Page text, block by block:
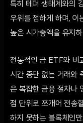
특히 테더 생태계와의
우위를 점하게 하며,
높은 시가총액을 유지
전통적인 금 ETF와 비
시간 중단 없는 거래와
은 복잡한 금융 절차나
점 단위로 쪼개어 전송
하지 못하는 블록체인